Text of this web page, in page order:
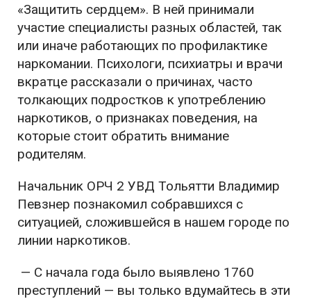
«Защитить сердцем». В ней принимали
участие специалисты разных областей, так
или иначе работающих по профилактике
наркомании. Психологи, психиатры и врачи
вкратце рассказали о причинах, часто
толкающих подростков к употреблению
наркотиков, о признаках поведения, на
которые стоит обратить внимание
родителям.
Начальник ОРЧ 2 УВД Тольятти Владимир
Певзнер познакомил собравшихся с
ситуацией, сложившейся в нашем городе по
линии наркотиков.
— С начала года было выявлено 1760
преступлений — вы только вдумайтесь в эти